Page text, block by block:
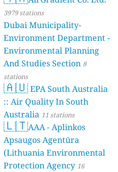
3979 stations
Dubai Municipality-
Environment Department -
Environmental Planning
And Studies Section 8
stations
🇦🇺EPA South Australia
:: Air Quality In South
Australia 11 stations
🇱🇹AAA - Aplinkos
Apsaugos Agentūra
(Lithuania Environmental
Protection Agency 16